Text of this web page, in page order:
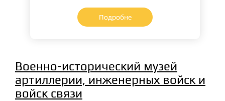
Подробне
Военно-исторический музей
артиллерии, инженерных войск и
войск связи